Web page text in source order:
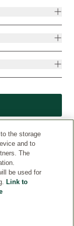
the storage
and to
The
be used for
Link to